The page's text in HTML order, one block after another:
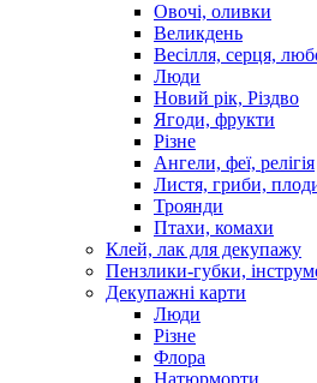
Овочі, оливки
Великдень
Весілля, серця,
Люди
Новий рік, Різдво
Ягоди, фрукти
Різне
Ангели, феї, релігія
Листя, гриби,
Троянди
Птахи, комахи
Клей, лак для декупажу
Пензлики-губки,
Декупажні карти
Люди
Різне
Флора
Натюрморти